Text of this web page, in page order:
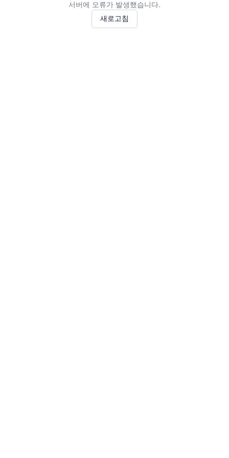
서버에 오류가 발생했습니다.
새로고침